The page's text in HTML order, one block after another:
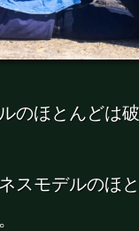
のほとんどは
スモデルのほ